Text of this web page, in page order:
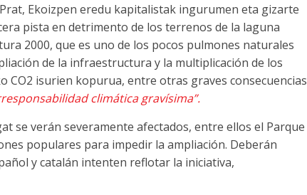
, Ekoizpen eredu kapitalistak ingurumen eta gizarte
pista en detrimento de los terrenos de la laguna
2000, que es uno de los pocos pulmones naturales
de la infraestructura y la multiplicación de los
CO2 isurien kopurua, entre otras graves consecuencias
climática gravísima”.
se verán severamente afectados, entre ellos el Parque
populares para impedir la ampliación. Deberán
y catalán intenten reflotar la iniciativa,